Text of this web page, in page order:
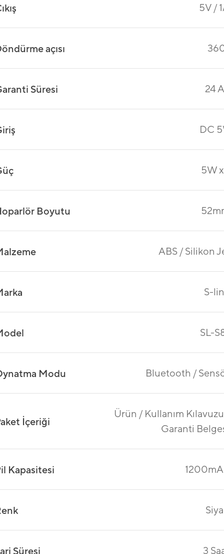
5V /
açısı
Süresi 24
DC
5W x
Boyutu
ABS / Silikon
S-
SL-
Modu Bluetooth /
İçeriği
Ürün / Kullanım
Garanti
Kapasitesi
Süresi 3